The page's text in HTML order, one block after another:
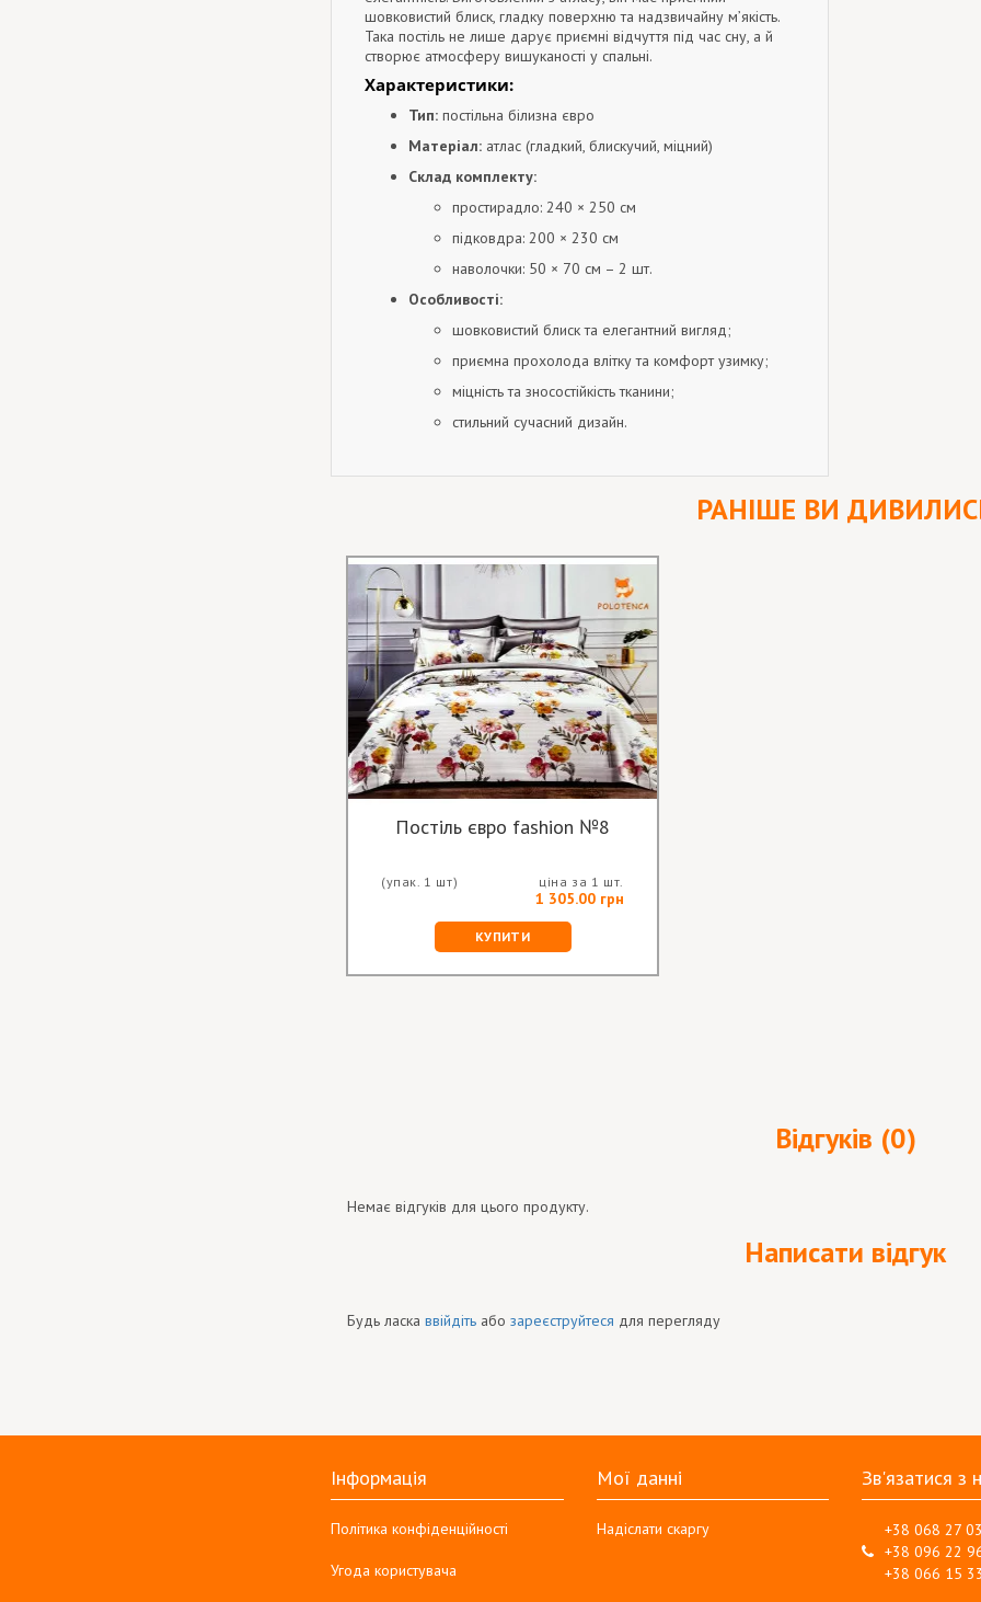
шовковистий блиск, гладку поверхню та надзвичайну м’якість.
Така постіль не лише дарує приємні відчуття під час сну, а й
створює атмосферу вишуканості у спальні.
Характеристики:
Тип: постільна білизна євро
Матеріал: атлас (гладкий, блискучий, міцний)
Склад комплекту:
простирадло: 240 × 250 см
підковдра: 200 × 230 см
наволочки: 50 × 70 см – 2 шт.
Особливості:
шовковистий блиск та елегантний вигляд;
приємна прохолода влітку та комфорт узимку;
міцність та зносостійкість тканини;
стильний сучасний дизайн.
РАНІШЕ ВИ
Постіль євро fashion №8
(упак. 1 шт) ціна за 1 шт.
1 305.00 грн
КУПИТИ
Відгуків (0)
Немає відгуків для цього продукту.
Написати відгук
Будь ласка ввійдіть або зареєструйтеся для перегляду
Інформація
Політика конфіденційності
Угода користувача
Мої данні
Надіслати скаргу
Зв'язатися з
+38 068 27
+38 096 22
+38 066 15